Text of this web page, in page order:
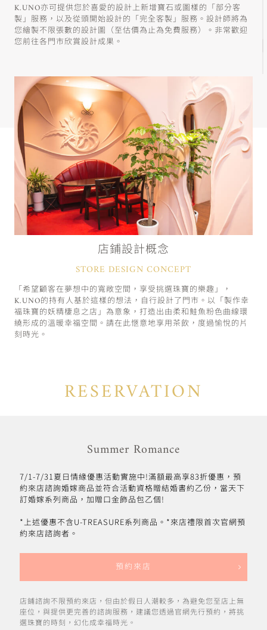
K.UNO亦可提供您於喜愛的設計上新增寶石或圖樣的「部分客
製」服務，以及從頭開始設計的「完全客製」服務。設計師將為
您繪製不限張數的設計圖（至估價為止為免費服務）。非常歡迎
您前往各門市欣賞設計成果。
店鋪設計概念
STORE DESIGN CONCEPT
「希望顧客在夢想中的寬敞空間，享受挑選珠寶的樂趣」，
K.UNO的持有人基於這樣的想法，自行設計了門市。以「製作幸
福珠寶的妖精棲息之店」為意象，打造出由柔和鮭魚粉色曲線環
繞形成的溫暖幸福空間。請在此愜意地享用茶飲，度過愉悅的片
刻時光。
RESERVATION
Summer Romance
7/1-7/31夏日情緣優惠活動實施中!滿額最高享83折優惠，預
約來店諮詢婚嫁商品並符合活動資格贈結婚書約乙份，當天下
訂婚嫁系列商品，加贈口金飾品包乙個!
*上述優惠不含U-TREASURE系列商品。*來店禮限首次官網預
約來店諮詢者。
預約來店
店鋪諮詢不限預約來店，但由於假日人潮較多，為避免您至店上無
座位，與提供更完善的諮詢服務，建議您透過官網先行預約，將挑
選珠寶的時刻，幻化成幸福時光。